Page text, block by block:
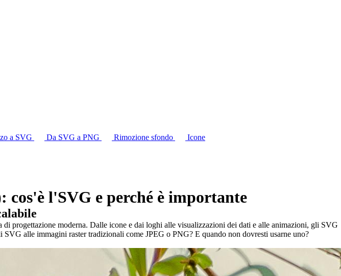
a SVG Da SVG a PNG Rimozione sfondo
Icone
l'SVG e perché è importante
progettazione moderna. Dalle icone e dai loghi alle visualizzazioni dei dati e alle animazioni, gli SVG
alle immagini raster tradizionali come JPEG o PNG? E quando non dovresti usarne uno?